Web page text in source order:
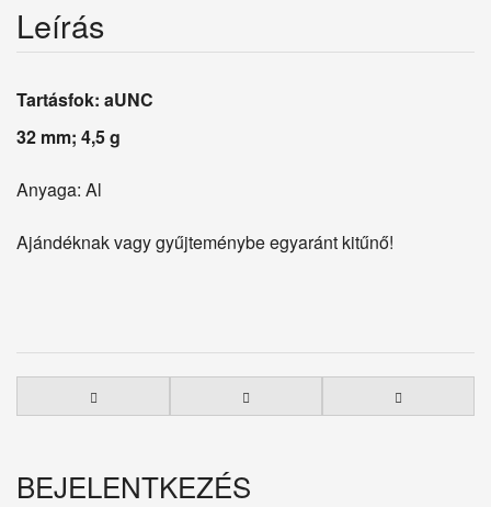
Leírás
Tartásfok: aUNC
32 mm; 4,5 g
Anyaga: Al
Ajándéknak vagy gyűjteménybe egyaránt kitűnő!
BEJELENTKEZÉS